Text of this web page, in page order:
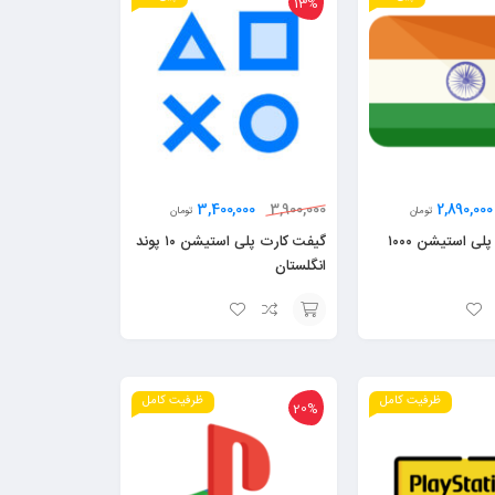
سبد
2,890,000 تومان
گیفت کارت پلی استیشن ۱۰۰۰
3,900,000
3,400,000 تومان
گیفت کارت پلی استیشن ۱۰ پوند
انگلستان
سبد
ظرفیت کامل ظرفیت کامل 20%